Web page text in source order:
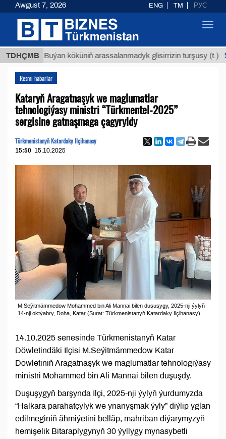
TDHÇMB
Buýan köküniň arassalanmadyk glisirrizin turşusy (t.)
Resmi habarlar
Kataryň Aragatnaşyk we maglumatlar
tehnologiýasy ministri “Türkmentel-2025”
sergisine gatnaşmaga çagyryldy
Türkmenistanyň Katardaky Ilçihanasy
15:50 15.10.2025
M.Seýitmämmedow Mohammed bin Ali Mannai bilen duşuşygy, 2025-nji ýylyň
14-nji oktýabry, Doha, Katar (Surat: Türkmenistanyň Katardaky Ilçihanasy)
14.10.2025 senesinde Türkmenistanyň Katar
Döwletindäki Ilçisi M.Seýitmämmedow Katar
Döwletiniň Aragatnaşyk we maglumatlar tehnologiýasy
ministri Mohammed bin Ali Mannai bilen duşuşdy.
Duşuşygyň barşynda Ilçi, 2025-nji ýylyň ýurdumyzda
“Halkara parahatçylyk we ynanyşmak ýyly” diýlip yglan
edilmeginiň ähmiýetini belläp, mahriban diýarymyzyň
hemişelik Bitaraplygynyň 30 ýyllygy mynasybetli
Awgust 7, 2026 ENG TM РУС